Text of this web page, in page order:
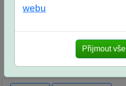
skutečných přijímacích
zkouškách
webu
Přijmout vše